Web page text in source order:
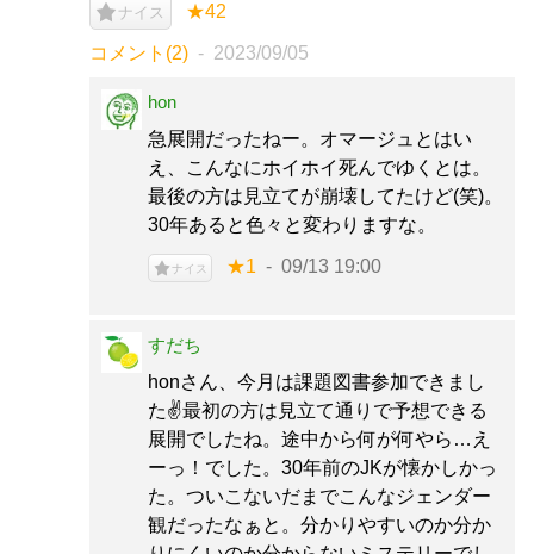
ナイス ★42
コメント(2) 2023/09/05
hon
急展開だったねー。オマージュとはい
え、こんなにホイホイ死んでゆくとは。
最後の方は見立てが崩壊してたけど(笑)。
30年あると色々と変わりますな。
ナイス ★1 09/13 19:00
すだち
honさん、今月は課題図書参加できまし
た✌️最初の方は見立て通りで予想できる
展開でしたね。途中から何が何やら…え
ーっ！でした。30年前のJKが懐かしかっ
た。ついこないだまでこんなジェンダー
観だったなぁと。分かりやすいのか分か